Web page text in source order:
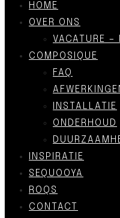
HOME
OVER ONS
VACATURE –
COMPOSIQUE
FAQ
INSTALLATIE
ONDERHOUD
INSPIRATIE
SEQUOOYA
ROQS
CONTACT